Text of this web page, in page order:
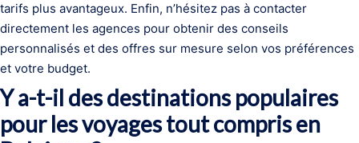
tarifs plus avantageux. Enfin, n’hésitez pas à contacter
directement les agences pour obtenir des conseils
personnalisés et des offres sur mesure selon vos préférences
et votre budget.
Y a-t-il des destinations populaires
pour les voyages tout compris en